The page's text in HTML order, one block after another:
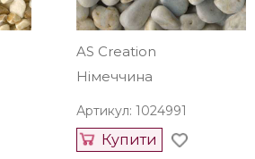
AS Creation
Німеччина
Артикул: 1024991
Купити